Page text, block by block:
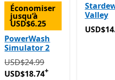
dans l’application
Économiser
jusqu’à
USD$6.25
PowerWash
Simulator 2
Initialement USD$24.99
USD$24.99
USD$18.74+
Valley